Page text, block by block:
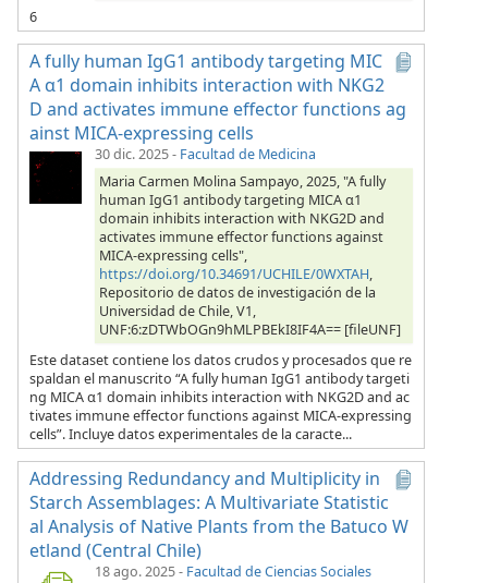
6
A fully human IgG1 antibody targeting MIC
A α1 domain inhibits interaction with NKG2
D and activates immune effector functions ag
ainst MICA-expressing cells
30 dic. 2025- Facultad de Medicina
Maria Carmen Molina Sampayo, 2025, "A fully
human IgG1 antibody targeting MICA α1
domain inhibits interaction with NKG2D and
activates immune effector functions against
MICA-expressing cells",
https://doi.org/10.34691/UCHILE/0WXTAH,
Repositorio de datos de investigación de la
Universidad de Chile, V1,
UNF:6:zDTWbOGn9hMLPBEkI8IF4A== [fileUNF]
Este dataset contiene los datos crudos y procesados que re
spaldan el manuscrito “A fully human IgG1 antibody targeti
ng MICA α1 domain inhibits interaction with NKG2D and ac
tivates immune effector functions against MICA-expressing
cells”. Incluye datos experimentales de la caracte...
Addressing Redundancy and Multiplicity in
Starch Assemblages: A Multivariate Statistic
al Analysis of Native Plants from the Batuco W
etland (Central Chile)
18 ago. 2025- Facultad de Ciencias Sociales